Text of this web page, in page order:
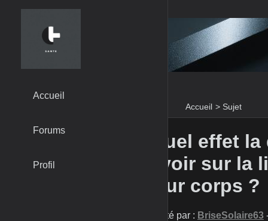
Accueil > Sujet
Accueil
Forums
Profil
Quel effet
avoir sur la
leur corps ?
Posté par : BriseSolaire63